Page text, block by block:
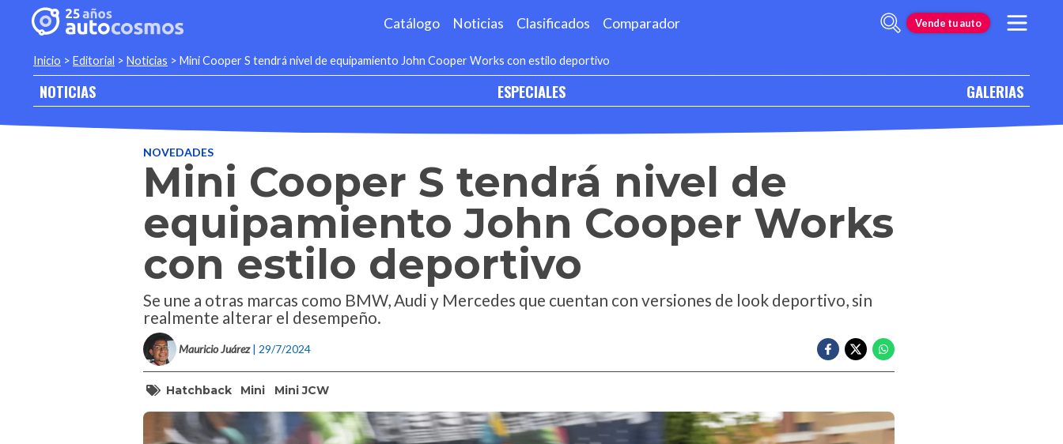
Catálogo Noticias Clasificados Comparador Vende tu auto
Inicio > Editorial > Noticias > Mini Cooper S tendrá nivel de equipamiento John Cooper Works con estilo deportivo
NOTICIAS ESPECIALES GALERIAS
NOVEDADES
Mini Cooper S tendrá nivel de
equipamiento John Cooper Works
con estilo deportivo
Se une a otras marcas como BMW, Audi y Mercedes que cuentan con versiones de look deportivo, sin
realmente alterar el desempeño.
Mauricio Juárez | 29/7/2024
Hatchback Mini Mini JCW